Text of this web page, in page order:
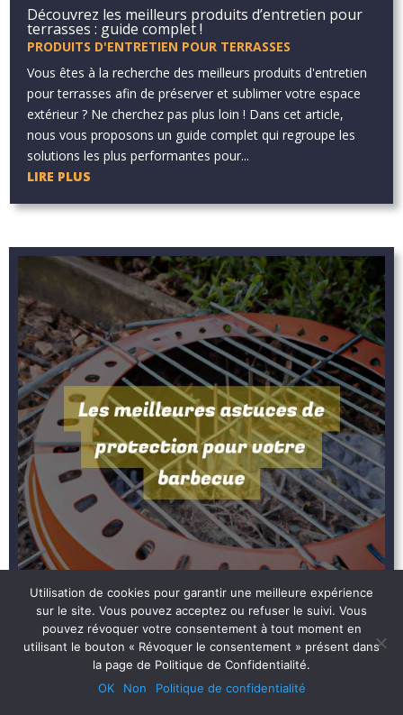
Découvrez les meilleurs produits d’entretien pour
terrasses : guide complet !
PRODUITS D'ENTRETIEN POUR TERRASSES
Vous êtes à la recherche des meilleurs produits d'entretien
pour terrasses afin de préserver et sublimer votre espace
extérieur ? Ne cherchez pas plus loin ! Dans cet article,
nous vous proposons un guide complet qui regroupe les
solutions les plus performantes pour...
LIRE PLUS
Les meilleures astuces de protection pour votre
Utilisation de cookies pour garantir une meilleure expérience
sur le site. Vous pouvez acceptez ou refuser le suivi. Vous
pouvez révoquer votre consentement à tout moment en
utilisant le bouton « Révoquer le consentement » présent dans
la page de Politique de Confidentialité.
OK
Non Politique de confidentialité